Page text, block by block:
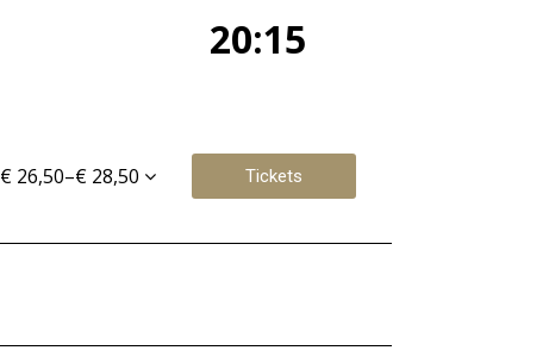
20:15
€ 26,50–€ 28,50 Tickets